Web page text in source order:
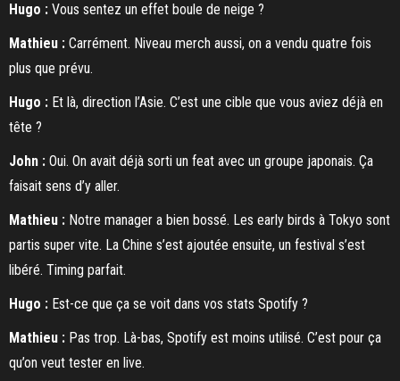
Hugo : Vous sentez un effet boule de neige ?
Mathieu : Carrément. Niveau merch aussi, on a vendu quatre fois
plus que prévu.
Hugo : Et là, direction l’Asie. C’est une cible que vous aviez déjà en
tête ?
John : Oui. On avait déjà sorti un feat avec un groupe japonais. Ça
faisait sens d’y aller.
Mathieu : Notre manager a bien bossé. Les early birds à Tokyo sont
partis super vite. La Chine s’est ajoutée ensuite, un festival s’est
libéré. Timing parfait.
Hugo : Est-ce que ça se voit dans vos stats Spotify ?
Mathieu : Pas trop. Là-bas, Spotify est moins utilisé. C’est pour ça
qu’on veut tester en live.